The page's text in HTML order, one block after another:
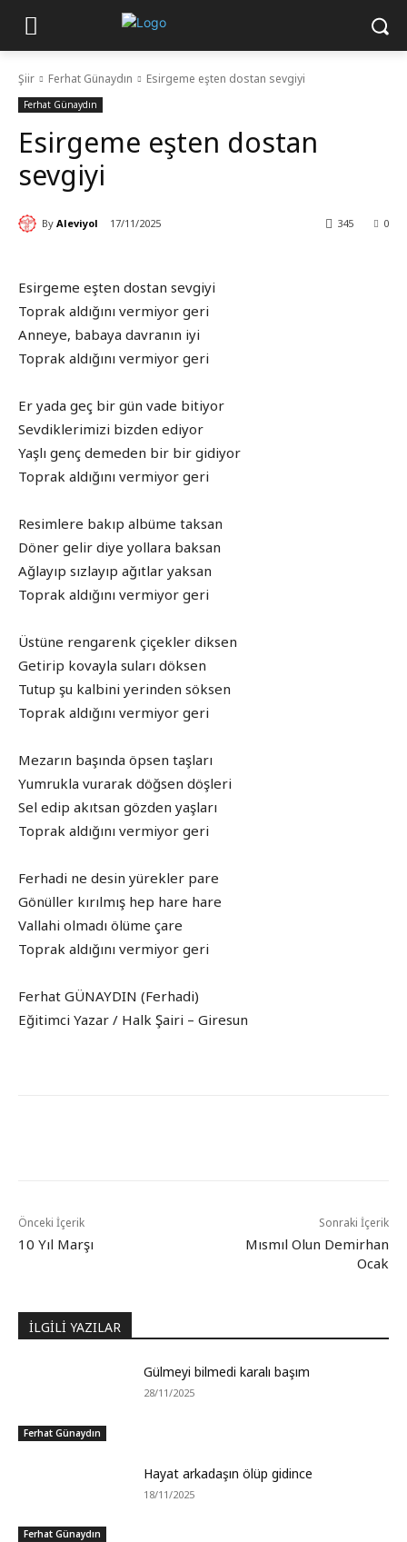
Şiir Ferhat Günaydın Esirgeme eşten dostan sevgiyi
Ferhat Günaydın
Esirgeme eşten dostan
sevgiyi
By Aleviyol 17/11/2025 0
345
Esirgeme eşten dostan sevgiyi
Toprak aldığını vermiyor geri
Anneye, babaya davranın iyi
Toprak aldığını vermiyor geri
Er yada geç bir gün vade bitiyor
Sevdiklerimizi bizden ediyor
Yaşlı genç demeden bir bir gidiyor
Toprak aldığını vermiyor geri
Resimlere bakıp albüme taksan
Döner gelir diye yollara baksan
Ağlayıp sızlayıp ağıtlar yaksan
Toprak aldığını vermiyor geri
Üstüne rengarenk çiçekler diksen
Getirip kovayla suları döksen
Tutup şu kalbini yerinden söksen
Toprak aldığını vermiyor geri
Mezarın başında öpsen taşları
Yumrukla vurarak döğsen döşleri
Sel edip akıtsan gözden yaşları
Toprak aldığını vermiyor geri
Ferhadi ne desin yürekler pare
Gönüller kırılmış hep hare hare
Vallahi olmadı ölüme çare
Toprak aldığını vermiyor geri
Ferhat GÜNAYDIN (Ferhadi)
Eğitimci Yazar / Halk Şairi – Giresun
Önceki İçerik
10 Yıl Marşı
Sonraki İçerik
Mısmıl Olun Demirhan
Ocak
İLGİLİ YAZILAR
Ferhat Günaydın
Gülmeyi bilmedi karalı başım
28/11/2025
Ferhat Günaydın
Hayat arkadaşın ölüp gidince
18/11/2025